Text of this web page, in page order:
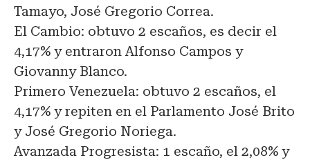
Tamayo, José Gregorio Correa.
El Cambio: obtuvo 2 escaños, es decir el
4,17% y entraron Alfonso Campos y
Giovanny Blanco.
Primero Venezuela: obtuvo 2 escaños, el
4,17% y repiten en el Parlamento José Brito
y José Gregorio Noriega.
Avanzada Progresista: 1 escaño, el 2,08% y